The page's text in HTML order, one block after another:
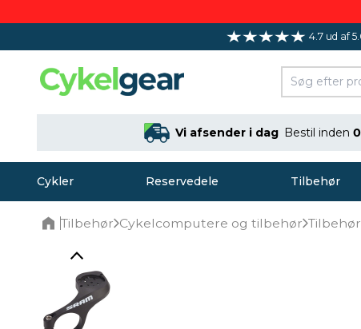
4.7 ud af
Vi afsender i dag Bestil inden
Cykler Reservedele Tilbehør
Tilbehør Cykelcomputere og tilbehør